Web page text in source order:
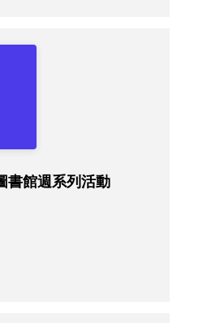
書館週系列活動